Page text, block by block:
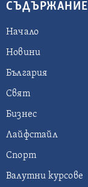
СЪДЪРЖАНИЕ
Начало
Новини
България
Свят
Бизнес
Лайфстайл
Спорт
Валутни курсове